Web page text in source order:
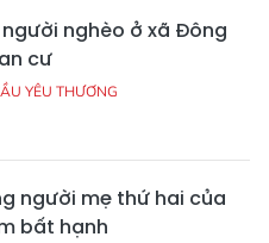
nghèo ở xã Đông
cư
YÊU THƯƠNG
người mẹ thứ hai của
bất hạnh